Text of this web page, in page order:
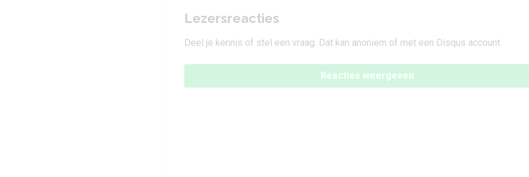
Lezersreacties
Deel je kennis of stel een vraag. Dat kan anoniem of met een Disqus account.
Reacties weergeven